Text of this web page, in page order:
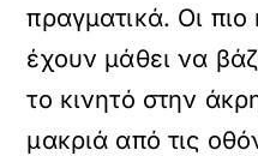
πραγματικά. Οι
έχουν μάθει να
το κινητό στην
μακριά από τις